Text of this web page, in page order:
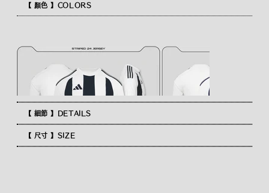
【 顏色 】COLORS
【 細節 】DETAILS
【 尺寸 】SIZE